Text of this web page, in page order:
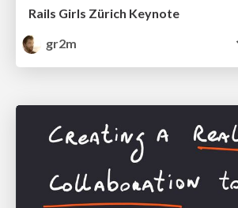
Rails Girls Zürich Keynote
gr2m